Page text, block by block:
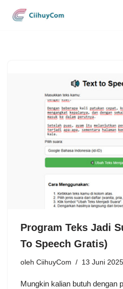
Program Teks Jadi
To Speech Gratis)
oleh CiihuyCom 13 Juni 2025
Mungkin kalian butuh dengan